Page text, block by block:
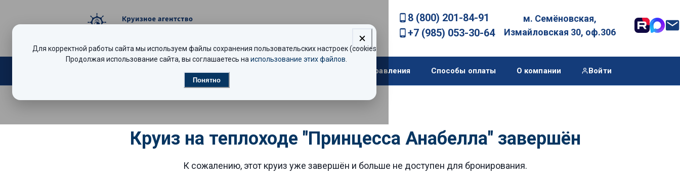
8 (800) 201-84-91
+7 (985) 053-30-64
м. Семёновская,
Измайловская 30, оф.306
Видеообзоры Рекомендации Направления Способы оплаты О компании Войти
Круиз на теплоходе "Принцесса Анабелла" завершён
К сожалению, этот круиз уже завершён и больше не доступен для бронирования.
Для корректной работы сайта мы используем файлы сохранения пользовательских настроек (cookies).
Продолжая использование сайта, вы соглашаетесь на использование этих файлов
Понятно